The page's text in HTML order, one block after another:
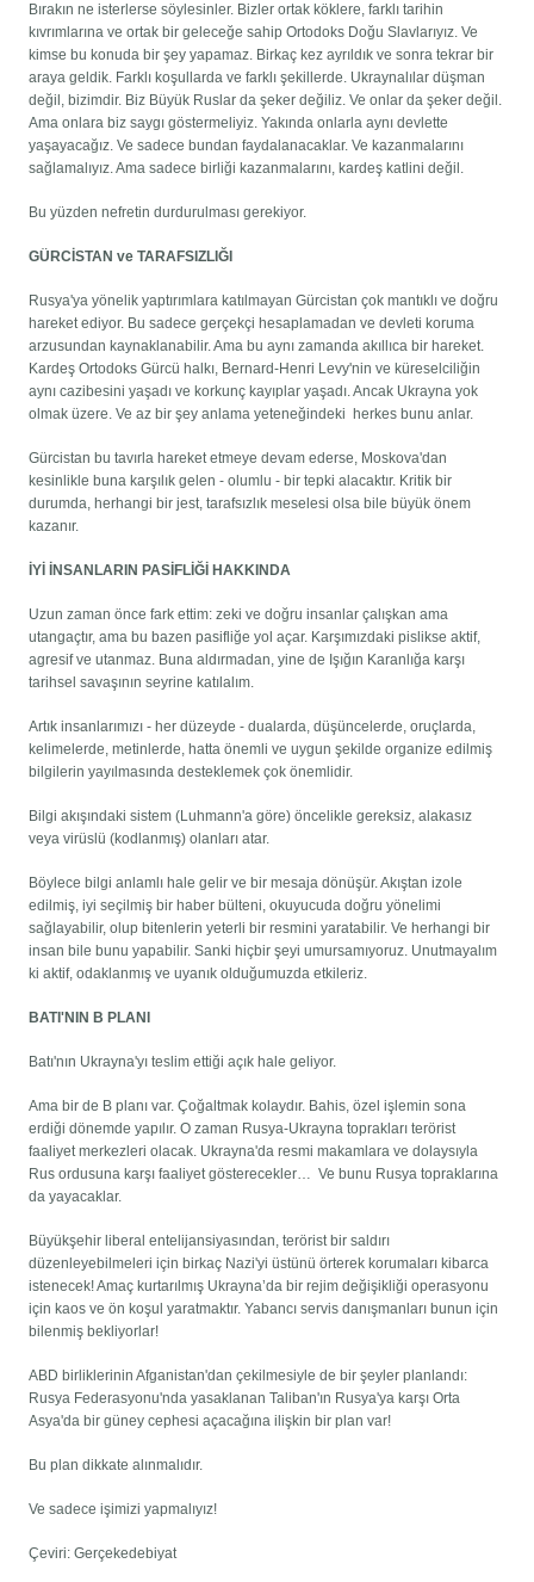
Bırakın ne isterlerse söylesinler. Bizler ortak köklere, farklı tarihin
kıvrımlarına ve ortak bir geleceğe sahip Ortodoks Doğu Slavlarıyız. Ve
kimse bu konuda bir şey yapamaz. Birkaç kez ayrıldık ve sonra tekrar bir
araya geldik. Farklı koşullarda ve farklı şekillerde. Ukraynalılar düşman
değil, bizimdir. Biz Büyük Ruslar da şeker değiliz. Ve onlar da şeker değil.
Ama onlara biz saygı göstermeliyiz. Yakında onlarla aynı devlette
yaşayacağız. Ve sadece bundan faydalanacaklar. Ve kazanmalarını
sağlamalıyız. Ama sadece birliği kazanmalarını, kardeş katlini değil.
Bu yüzden nefretin durdurulması gerekiyor.
GÜRCİSTAN ve TARAFSIZLIĞI
Rusya'ya yönelik yaptırımlara katılmayan Gürcistan çok mantıklı ve doğru
hareket ediyor. Bu sadece gerçekçi hesaplamadan ve devleti koruma
arzusundan kaynaklanabilir. Ama bu aynı zamanda akıllıca bir hareket.
Kardeş Ortodoks Gürcü halkı, Bernard-Henri Levy'nin ve küreselciliğin
aynı cazibesini yaşadı ve korkunç kayıplar yaşadı. Ancak Ukrayna yok
olmak üzere. Ve az bir şey anlama yeteneğindeki herkes bunu anlar.
Gürcistan bu tavırla hareket etmeye devam ederse, Moskova'dan
kesinlikle buna karşılık gelen - olumlu - bir tepki alacaktır. Kritik bir
durumda, herhangi bir jest, tarafsızlık meselesi olsa bile büyük önem
kazanır.
İYİ İNSANLARIN PASİFLİĞİ HAKKINDA
Uzun zaman önce fark ettim: zeki ve doğru insanlar çalışkan ama
utangaçtır, ama bu bazen pasifliğe yol açar. Karşımızdaki pislikse aktif,
agresif ve utanmaz. Buna aldırmadan, yine de Işığın Karanlığa karşı
tarihsel savaşının seyrine katılalım.
Artık insanlarımızı - her düzeyde - dualarda, düşüncelerde, oruçlarda,
kelimelerde, metinlerde, hatta önemli ve uygun şekilde organize edilmiş
bilgilerin yayılmasında desteklemek çok önemlidir.
Bilgi akışındaki sistem (Luhmann'a göre) öncelikle gereksiz, alakasız
veya virüslü (kodlanmış) olanları atar.
Böylece bilgi anlamlı hale gelir ve bir mesaja dönüşür. Akıştan izole
edilmiş, iyi seçilmiş bir haber bülteni, okuyucuda doğru yönelimi
sağlayabilir, olup bitenlerin yeterli bir resmini yaratabilir. Ve herhangi bir
insan bile bunu yapabilir. Sanki hiçbir şeyi umursamıyoruz. Unutmayalım
ki aktif, odaklanmış ve uyanık olduğumuzda etkileriz.
BATI'NIN B PLANI
Batı'nın Ukrayna'yı teslim ettiği açık hale geliyor.
Ama bir de B planı var. Çoğaltmak kolaydır. Bahis, özel işlemin sona
erdiği dönemde yapılır. O zaman Rusya-Ukrayna toprakları terörist
faaliyet merkezleri olacak. Ukrayna'da resmi makamlara ve dolaysıyla
Rus ordusuna karşı faaliyet gösterecekler… Ve bunu Rusya topraklarına
da yayacaklar.
Büyükşehir liberal entelijansiyasından, terörist bir saldırı
düzenleyebilmeleri için birkaç Nazi'yi üstünü örterek korumaları kibarca
istenecek! Amaç kurtarılmış Ukrayna’da bir rejim değişikliği operasyonu
için kaos ve ön koşul yaratmaktır. Yabancı servis danışmanları bunun için
bilenmiş bekliyorlar!
ABD birliklerinin Afganistan'dan çekilmesiyle de bir şeyler planlandı:
Rusya Federasyonu'nda yasaklanan Taliban'ın Rusya'ya karşı Orta
Asya'da bir güney cephesi açacağına ilişkin bir plan var!
Bu plan dikkate alınmalıdır.
Ve sadece işimizi yapmalıyız!
Çeviri: Gerçekedebiyat